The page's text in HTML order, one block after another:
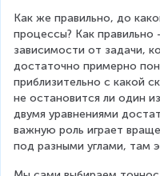
{
1
}
+
m
_
{
2
}
\
Как же правильно, до
процессы? Как
зависимости от задачи,
достаточно примерно
приблизительно с какой
не остановится ли один
двумя уравнениями
важную роль играет
под разными углами, там